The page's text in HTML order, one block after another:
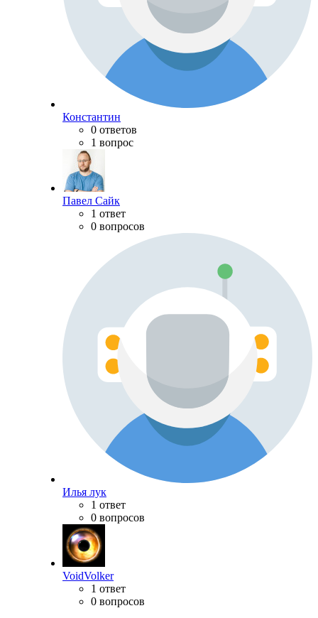
Константин
0 ответов
1 вопрос
Павел Сайк
1 ответ
0 вопросов
Илья лук
1 ответ
0 вопросов
VoidVolker
1 ответ
0 вопросов